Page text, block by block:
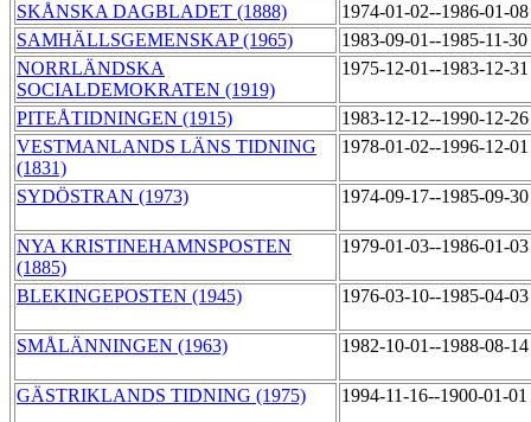
SKÅNSKA DAGBLADET (1888)
1974-01-02--1986-01-
SAMHÄLLSGEMENSKAP (1965)
1983-09-01--1985-11-30
NORRLÄNDSKA
SOCIALDEMOKRATEN (1919)
1975-12-01--1983-12-
PITEÅTIDNINGEN (1915)
1983-12-12--1990-12-
VESTMANLANDS LÄNS TIDNING
(1831)
1978-01-02--1996-12-
SYDÖSTRAN (1973) 1974-09-17--1985-09-
NYA KRISTINEHAMNSPOSTEN
(1885)
1979-01-03--1986-01-
BLEKINGEPOSTEN (1945) 1976-03-10--1985-04-
SMÅLÄNNINGEN (1963) 1982-10-01--1988-08-
GÄSTRIKLANDS TIDNING (1975) 1994-11-16--1900-01-01